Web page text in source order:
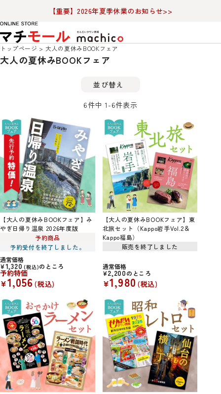
【重要】2026年夏季休業のお知らせ>>
トップページ 大人の夏休みBOOKフェア
大人の夏休みBOOKフェア
並び替え
6件中 1 -6件表示
【大人の夏休みBOOKフェア】み
やぎ日帰り温泉 2026年度版
予約商品
予約受付を終了しました。
通常価格
¥1,320 税込 のところ
予約特価
¥1,056 税込
【大人の夏休みBOOKフェア】東
北旅セット（Kappo岩手Vol.2＆
Kappo福島）
販売を終了しました
通常価格
¥2,200のところ
¥1,980 税込